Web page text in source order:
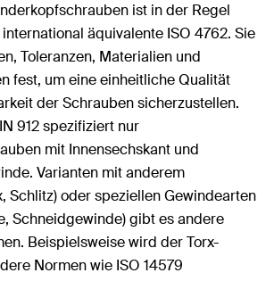
ist in der Regel
äquivalente ISO 4762. Sie
Toleranzen, Materialien und
fest, um eine einheitliche Qualität
der Schrauben sicherzustellen.
912 spezifiziert nur
mit Innensechskant und
Varianten mit anderem
Schlitz) oder speziellen Gewindearten
Schneidgewinde) gibt es andere
Beispielsweise wird der Torx-
Normen wie ISO 14579